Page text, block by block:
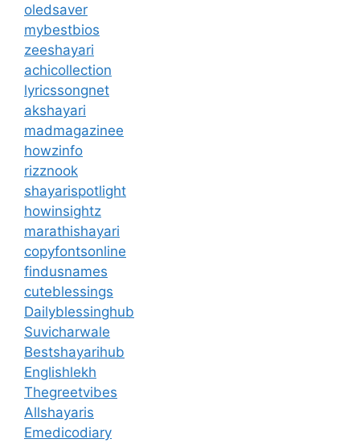
oledsaver
mybestbios
zeeshayari
achicollection
lyricssongnet
akshayari
madmagazinee
howzinfo
rizznook
shayarispotlight
howinsightz
marathishayari
copyfontsonline
findusnames
cuteblessings
Dailyblessinghub
Suvicharwale
Bestshayarihub
Englishlekh
Thegreetvibes
Allshayaris
Emedicodiary